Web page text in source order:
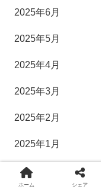
2025年6月
2025年5月
2025年4月
2025年3月
2025年2月
2025年1月
2024年12月
ホーム シェア